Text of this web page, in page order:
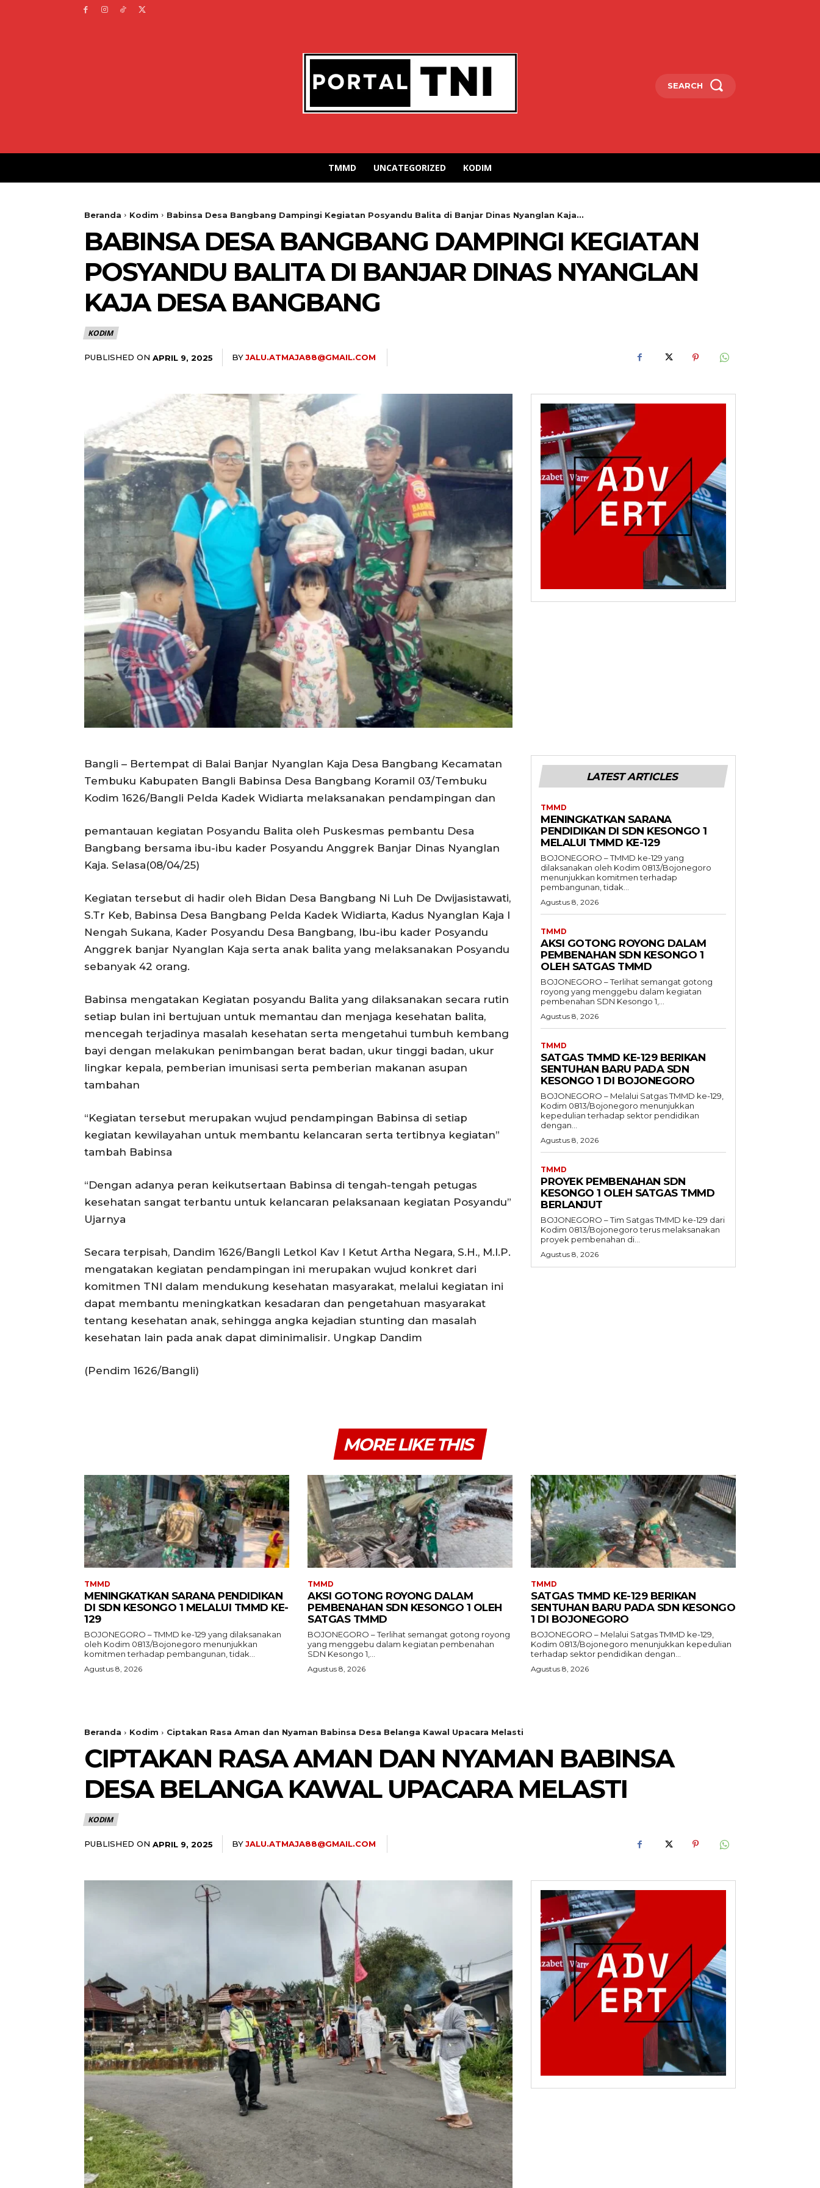
SEARCH
TMMD UNCATEGORIZED KODIM
Beranda Kodim Babinsa Desa Bangbang Dampingi Kegiatan Posyandu Balita di Banjar Dinas Nyanglan Kaja...
BABINSA DESA BANGBANG DAMPINGI KEGIATAN
POSYANDU BALITA DI BANJAR DINAS NYANGLAN
KAJA DESA BANGBANG
KODIM
PUBLISHED ON APRIL 9, 2025 BYJALU.ATMAJA88@GMAIL.COM
Bangli – Bertempat di Balai Banjar Nyanglan Kaja Desa Bangbang Kecamatan
Tembuku Kabupaten Bangli Babinsa Desa Bangbang Koramil 03/Tembuku
Kodim 1626/Bangli Pelda Kadek Widiarta melaksanakan pendampingan dan
pemantauan kegiatan Posyandu Balita oleh Puskesmas pembantu Desa
Bangbang bersama ibu-ibu kader Posyandu Anggrek Banjar Dinas Nyanglan
Kaja. Selasa(08/04/25)
Kegiatan tersebut di hadir oleh Bidan Desa Bangbang Ni Luh De Dwijasistawati,
S.Tr Keb, Babinsa Desa Bangbang Pelda Kadek Widiarta, Kadus Nyanglan Kaja I
Nengah Sukana, Kader Posyandu Desa Bangbang, Ibu-ibu kader Posyandu
Anggrek banjar Nyanglan Kaja serta anak balita yang melaksanakan Posyandu
sebanyak 42 orang.
Babinsa mengatakan Kegiatan posyandu Balita yang dilaksanakan secara rutin
setiap bulan ini bertujuan untuk memantau dan menjaga kesehatan balita,
mencegah terjadinya masalah kesehatan serta mengetahui tumbuh kembang
bayi dengan melakukan penimbangan berat badan, ukur tinggi badan, ukur
lingkar kepala, pemberian imunisasi serta pemberian makanan asupan
tambahan
“Kegiatan tersebut merupakan wujud pendampingan Babinsa di setiap
kegiatan kewilayahan untuk membantu kelancaran serta tertibnya kegiatan”
tambah Babinsa
“Dengan adanya peran keikutsertaan Babinsa di tengah-tengah petugas
kesehatan sangat terbantu untuk kelancaran pelaksanaan kegiatan Posyandu”
Ujarnya
Secara terpisah, Dandim 1626/Bangli Letkol Kav I Ketut Artha Negara, S.H., M.I.P.
mengatakan kegiatan pendampingan ini merupakan wujud konkret dari
komitmen TNI dalam mendukung kesehatan masyarakat, melalui kegiatan ini
dapat membantu meningkatkan kesadaran dan pengetahuan masyarakat
tentang kesehatan anak, sehingga angka kejadian stunting dan masalah
kesehatan lain pada anak dapat diminimalisir. Ungkap Dandim
(Pendim 1626/Bangli)
LATEST ARTICLES
TMMD
MENINGKATKAN SARANA
PENDIDIKAN DI SDN KESONGO 1
MELALUI TMMD KE-129
BOJONEGORO – TMMD ke-129 yang
dilaksanakan oleh Kodim 0813/Bojonegoro
menunjukkan komitmen terhadap
pembangunan, tidak...
Agustus 8, 2026
TMMD
AKSI GOTONG ROYONG DALAM
PEMBENAHAN SDN KESONGO 1
OLEH SATGAS TMMD
BOJONEGORO – Terlihat semangat gotong
royong yang menggebu dalam kegiatan
pembenahan SDN Kesongo 1,...
Agustus 8, 2026
TMMD
SATGAS TMMD KE-129 BERIKAN
SENTUHAN BARU PADA SDN
KESONGO 1 DI BOJONEGORO
BOJONEGORO – Melalui Satgas TMMD ke-129,
Kodim 0813/Bojonegoro menunjukkan
kepedulian terhadap sektor pendidikan
dengan...
Agustus 8, 2026
TMMD
PROYEK PEMBENAHAN SDN
KESONGO 1 OLEH SATGAS TMMD
BERLANJUT
BOJONEGORO – Tim Satgas TMMD ke-129 dari
Kodim 0813/Bojonegoro terus melaksanakan
proyek pembenahan di...
Agustus 8, 2026
MORE LIKE THIS
TMMD
MENINGKATKAN SARANA PENDIDIKAN
DI SDN KESONGO 1 MELALUI TMMD KE-
129
BOJONEGORO – TMMD ke-129 yang dilaksanakan
oleh Kodim 0813/Bojonegoro menunjukkan
komitmen terhadap pembangunan, tidak...
Agustus 8, 2026
TMMD
AKSI GOTONG ROYONG DALAM
PEMBENAHAN SDN KESONGO 1 OLEH
SATGAS TMMD
BOJONEGORO – Terlihat semangat gotong royong
yang menggebu dalam kegiatan pembenahan
SDN Kesongo 1,...
Agustus 8, 2026
TMMD
SATGAS TMMD KE-129 BERIKAN
SENTUHAN BARU PADA SDN KESONGO
1 DI BOJONEGORO
BOJONEGORO – Melalui Satgas TMMD ke-129,
Kodim 0813/Bojonegoro menunjukkan kepedulian
terhadap sektor pendidikan dengan...
Agustus 8, 2026